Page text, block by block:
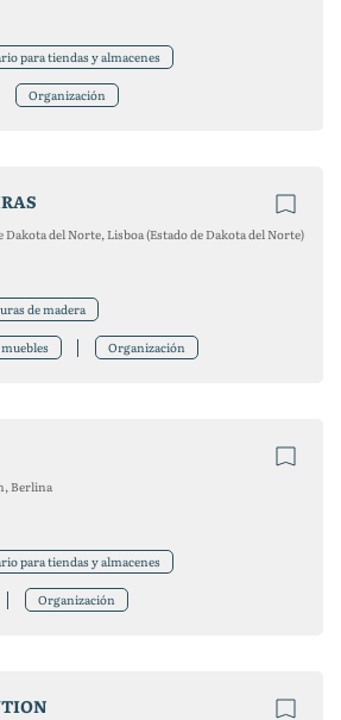
para tiendas y almacenes
Organización
Dakota del Norte, Lisboa (Estado de Dakota del Norte)
de madera
Organización
Berlina
para tiendas y almacenes
Organización